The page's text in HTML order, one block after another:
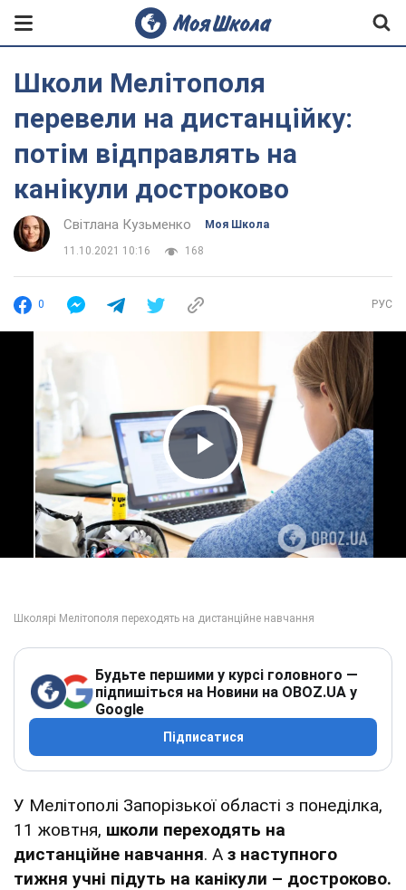
Школи Мелітополя
перевели на дистанційку:
потім відправлять на
канікули достроково
Світлана Кузьменко Моя Школа
11.10.2021 10:16 168
0 РУС
Play Video
Будьте першими у курсі головного —
підпишіться на Новини на OBOZ.UA у
Google
Підписатися
У Мелітополі Запорізької області з понеділка,
11 жовтня, школи переходять на
дистанційне навчання. А з наступного
тижня учні підуть на канікули – достроково.